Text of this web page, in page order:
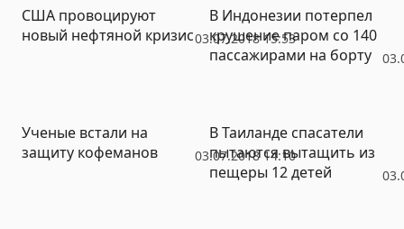
03.07.2018 15:53
США провоцируют
новый нефтяной кризис
В Индонезии потерпел
крушение паром со 140
пассажирами на борту
03.07.2018 14:10
Ученые встали на
защиту кофеманов
В Таиланде спасатели
пытаются вытащить из
пещеры 12 детей